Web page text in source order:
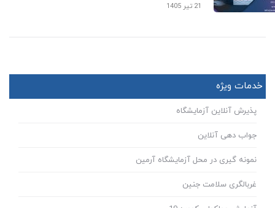
21 تیر 1405
خدمات ویژه
پذیرش آنلاین آزمایشگاه
جواب دهی آنلاین
نمونه گیری در محل آزمایشگاه آرمین
غربالگری سلامت جنین